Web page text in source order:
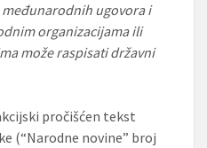
ugovora i
organizacijama ili
može raspisati državni
pročišćen tekst
(“Narodne novine” broj